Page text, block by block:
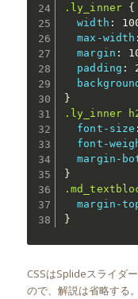
.ly_inner {
width :
max-width :
margin :
padding :
}
.ly_inner
font-size :
font-
margin-
}
margin-
}
CSSはSplideスライダ
ので、解説は省略する。